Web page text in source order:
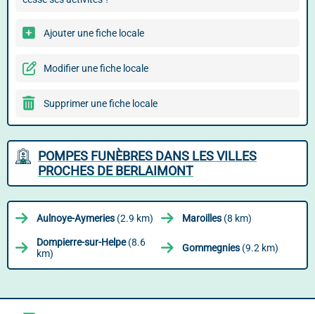
Ajouter une fiche locale
Modifier une fiche locale
Supprimer une fiche locale
POMPES FUNÈBRES DANS LES VILLES
PROCHES DE BERLAIMONT
Aulnoye-Aymeries (2.9 km) Maroilles (8 km)
Dompierre-sur-Helpe(8.6
km)
Gommegnies (9.2 km)